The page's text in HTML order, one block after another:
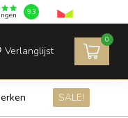
9.3
Verlanglijst
0
SALE!